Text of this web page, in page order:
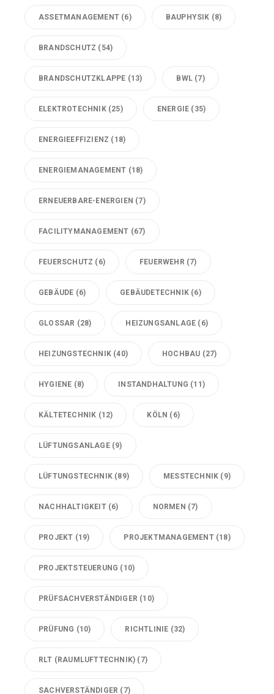
ASSETMANAGEMENT (6) BAUPHYSIK (8)
BRANDSCHUTZ (54)
BRANDSCHUTZKLAPPE (13) BWL (7)
ELEKTROTECHNIK(25) ENERGIE (35)
ENERGIEEFFIZIENZ (18)
ENERGIEMANAGEMENT (18)
ERNEUERBARE-ENERGIEN (7)
FACILITYMANAGEMENT (67)
FEUERSCHUTZ (6) FEUERWEHR (7)
GEBÄUDE (6) GEBÄUDETECHNIK (6)
GLOSSAR (28) HEIZUNGSANLAGE (6)
HEIZUNGSTECHNIK (40) HOCHBAU (27)
HYGIENE (8) INSTANDHALTUNG (11)
KÄLTETECHNIK (12) KÖLN (6)
LÜFTUNGSANLAGE(9)
LÜFTUNGSTECHNIK (89) MESSTECHNIK (9)
NACHHALTIGKEIT(6) NORMEN (7)
PROJEKT (19) PROJEKTMANAGEMENT(18)
PROJEKTSTEUERUNG (10)
PRÜFSACHVERSTÄNDIGER (10)
PRÜFUNG (10) RICHTLINIE (32)
RLT (RAUMLUFTTECHNIK) (7)
SACHVERSTÄNDIGER (7)